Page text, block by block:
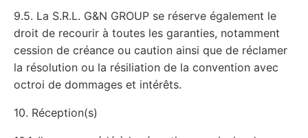
9.5. La S.R.L. G&N GROUP se réserve également le
droit de recourir à toutes les garanties, notamment
cession de créance ou caution ainsi que de réclamer
la résolution ou la résiliation de la convention avec
octroi de dommages et intérêts.
10. Réception(s)